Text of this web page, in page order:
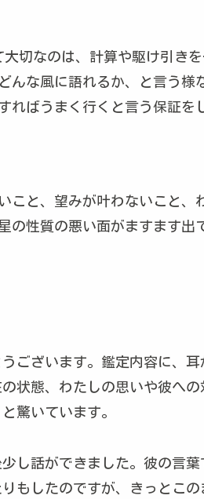
大切なのは、計算や駆け引き
んな風に語れるか、と言う
ればうまく行くと言う保証
こと、望みが叶わないこと、
の性質の悪い面がますます出
ございます。鑑定内容に、
状態、わたしの思いや彼へ
驚いています。
し話ができました。彼の言
もしたのですが、きっとこ